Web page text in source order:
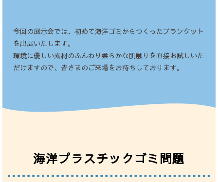
今回の展示会では、初めて海洋ゴミからつくったブランケット
を出展いたします。
環境に優しい素材のふんわり柔らかな肌触りを直接お試しいた
だけますので、皆さまのご来場をお待ちしております。
海洋プラスチックゴミ問題